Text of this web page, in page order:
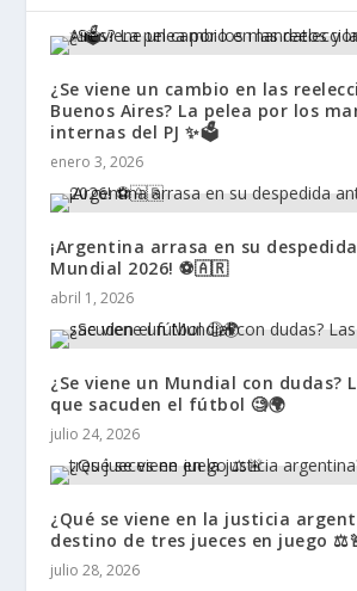
¿Se viene un cambio en las
Buenos Aires? La pelea por los
internas del PJ ✨🗳️
enero 3, 2026
¡Argentina arrasa en su
Mundial 2026! ⚽🇦🇷
abril 1, 2026
¿Se viene un Mundial con dudas?
que sacuden el fútbol 🧐🌍
julio 24, 2026
¿Qué se viene en la justicia
destino de tres jueces en juego
julio 28, 2026